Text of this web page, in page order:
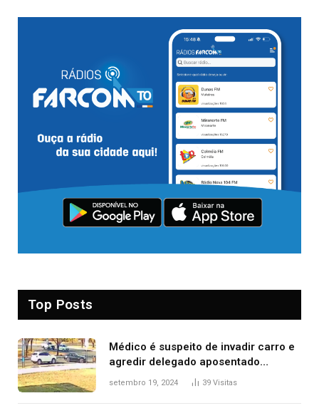
Top Posts
Médico é suspeito de invadir carro e
agredir delegado aposentado
durante confusão no trânsito
setembro 19, 2024 39 Visitas